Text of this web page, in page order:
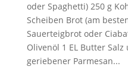
oder Spaghetti) 250 g
Scheiben Brot (am
Sauerteigbrot oder
Olivenöl 1 EL Butter
geriebener Parmesan...